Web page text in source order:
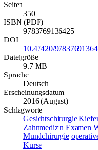
Seiten
350
ISBN (PDF)
9783769136425
DOI
10.47420/
Dateigröße
9.7 MB
Sprache
Deutsch
Erscheinungsdatum
2016 (August)
Schlagworte
Gesichtschirurgie
Zahnmedizin Examen
Mundchirurgie
Kurse